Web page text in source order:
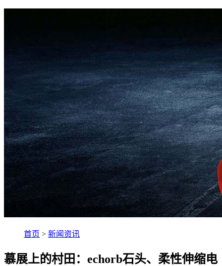
首页 > 新闻资讯
慕展上的村田：echorb石头、柔性伸缩电